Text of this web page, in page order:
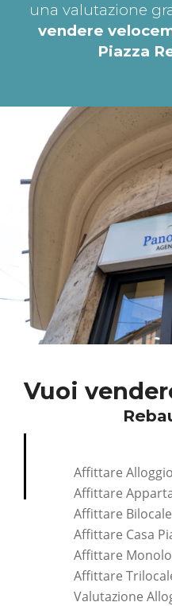
una valutazione
vendere
Piazza
Vuoi
Affittare
Affittare
Affittare Casa
Affittare
Affittare
Valutazione